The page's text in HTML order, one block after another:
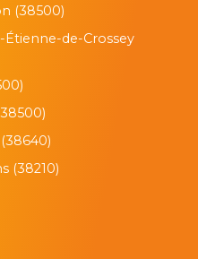
(38500)
de-Crossey
(38210)